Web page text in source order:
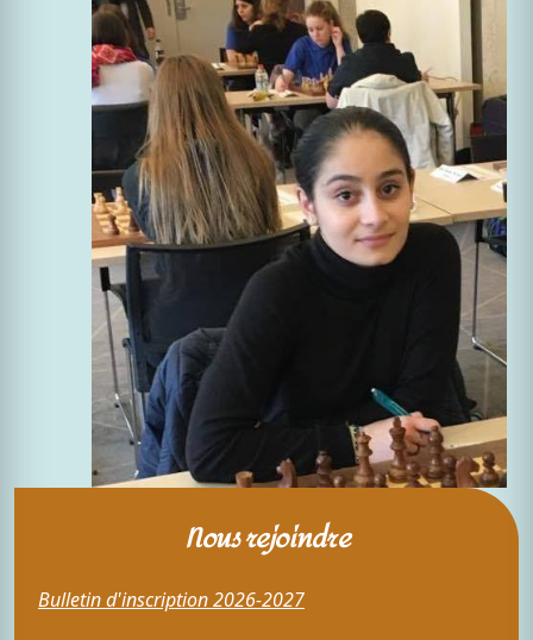
Nous rejoindre
Bulletin d'inscription 2026-2027